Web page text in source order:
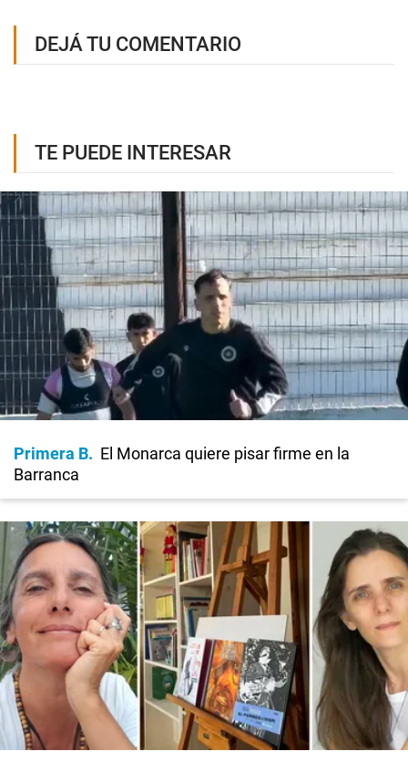
DEJÁ TU COMENTARIO
TE PUEDE INTERESAR
Primera B
El Monarca quiere pisar firme en la
Barranca